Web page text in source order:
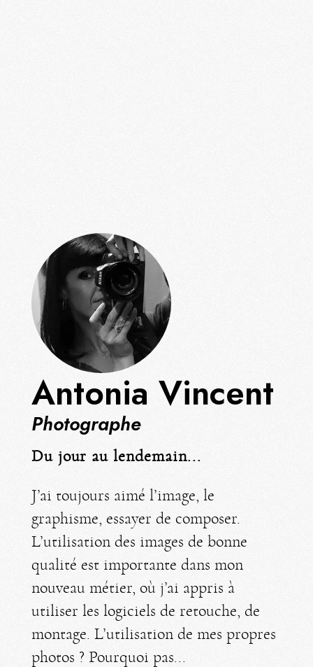
Antonia Vincent
Photographe
Du jour au lendemain...
J’ai toujours aimé l’image, le
graphisme, essayer de composer.
L’utilisation des images de bonne
qualité est importante dans mon
nouveau métier, où j’ai appris à
utiliser les logiciels de retouche, de
montage. L’utilisation de mes propres
photos ? Pourquoi pas...